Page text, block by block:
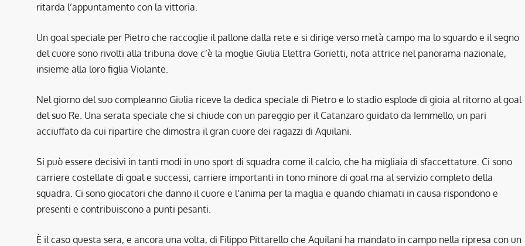
ritarda l’appuntamento con la vittoria.
Un goal speciale per Pietro che raccoglie il pallone dalla rete e si dirige verso metà campo ma lo sguardo e il segno
del cuore sono rivolti alla tribuna dove c’è la moglie Giulia Elettra Gorietti, nota attrice nel panorama nazionale,
insieme alla loro figlia Violante.
Nel giorno del suo compleanno Giulia riceve la dedica speciale di Pietro e lo stadio esplode di gioia al ritorno al goal
del suo Re. Una serata speciale che si chiude con un pareggio per il Catanzaro guidato da Iemmello, un pari
acciuffato da cui ripartire che dimostra il gran cuore dei ragazzi di Aquilani.
Si può essere decisivi in tanti modi in uno sport di squadra come il calcio, che ha migliaia di sfaccettature. Ci sono
carriere costellate di goal e successi, carriere importanti in tono minore di goal ma al servizio completo della
squadra. Ci sono giocatori che danno il cuore e l’anima per la maglia e quando chiamati in causa rispondono e
presenti e contribuiscono a punti pesanti.
È il caso questa sera, e ancora una volta, di Filippo Pittarello che Aquilani ha mandato in campo nella ripresa con un